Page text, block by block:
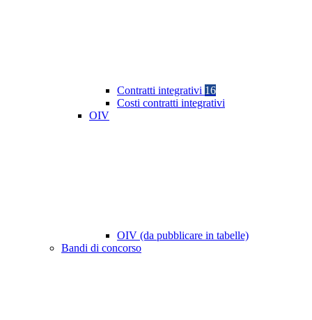
Contratti integrativi 16
Costi contratti integrativi
OIV
OIV (da pubblicare in tabelle)
Bandi di concorso